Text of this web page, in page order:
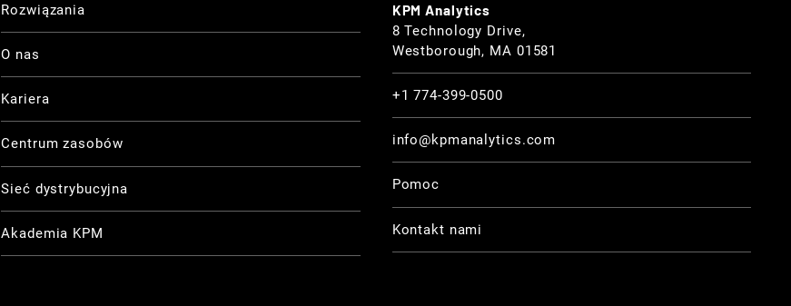
Rozwiązania
O nas
Kariera
Centrum zasobów
Sieć dystrybucyjna
Akademia KPM
KPM Analytics
8 Technology Drive,
Westborough, MA 01581
+1 774-399-0500
info@kpmanalytics.com
Pomoc
Kontakt nami